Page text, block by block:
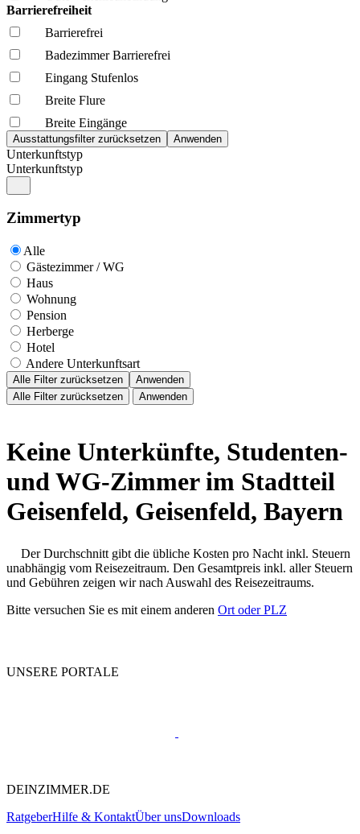
Barrierefreiheit
Barrierefrei
Badezimmer Barrierefrei
Eingang Stufenlos
Breite Flure
Breite Eingänge
Unterkunftstyp
Unterkunftstyp
Zimmertyp
Alle
Gästezimmer / WG
Haus
Wohnung
Pension
Herberge
Hotel
Andere Unterkunftsart
Alle Filter zurücksetzen
Anwenden
Alle Filter zurücksetzen
Anwenden
Keine Unterkünfte, Studenten-
und WG-Zimmer im Stadtteil
Geisenfeld, Geisenfeld, Bayern
Der Durchschnitt gibt die übliche Kosten pro Nacht inkl. Steuern
unabhängig vom Reisezeitraum. Den Gesamtpreis inkl. aller Steuern
und Gebühren zeigen wir nach Auswahl des Reisezeitraums.
Bitte versuchen Sie es mit einem anderen Ort oder PLZ
UNSERE PORTALE
DEINZIMMER.DE
RatgeberHilfe & KontaktÜber unsDownloads